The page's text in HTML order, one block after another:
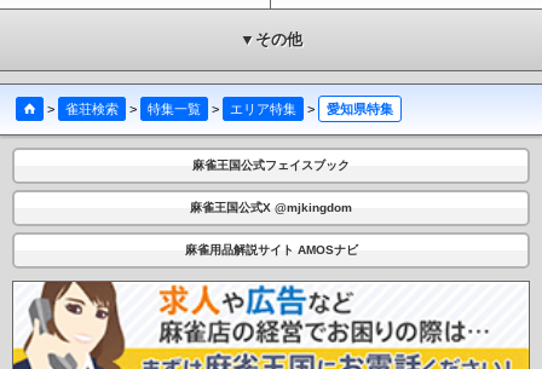
▼その他
> 雀荘検索 > 特集一覧 > エリア特集 > 愛知県特集
麻雀王国公式フェイスブック
麻雀王国公式X @mjkingdom
麻雀用品解説サイト AMOSナビ